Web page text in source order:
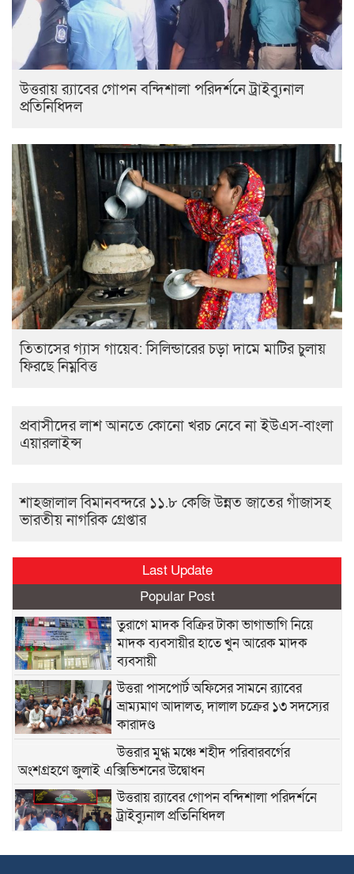
উত্তরায় র‍্যাবের গোপন বন্দিশালা পরিদর্শনে ট্রাইব্যুনাল
প্রতিনিধিদল
তিতাসের গ্যাস গায়েব: সিলিন্ডারের চড়া দামে মাটির চুলায়
ফিরছে নিম্নবিত্ত
প্রবাসীদের লাশ আনতে কোনো খরচ নেবে না ইউএস-বাংলা
এয়ারলাইন্স
শাহজালাল বিমানবন্দরে ১১.৮ কেজি উন্নত জাতের গাঁজাসহ
ভারতীয় নাগরিক গ্রেপ্তার
Last Update
Popular Post
তুরাগে মাদক বিক্রির টাকা ভাগাভাগি নিয়ে
মাদক ব্যবসায়ীর হাতে খুন আরেক মাদক
ব্যবসায়ী
উত্তরা পাসপোর্ট অফিসের সামনে র‍্যাবের
ভ্রাম্যমাণ আদালত, দালাল চক্রের ১৩ সদস্যের
কারাদণ্ড
উত্তরার মুগ্ধ মঞ্চে শহীদ পরিবারবর্গের
অংশগ্রহণে জুলাই এক্সিভিশনের উদ্বোধন
উত্তরায় র‍্যাবের গোপন বন্দিশালা পরিদর্শনে
ট্রাইব্যুনাল প্রতিনিধিদল